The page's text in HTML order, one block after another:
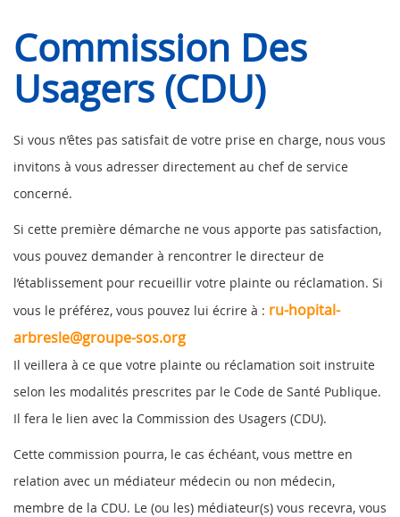
Commission Des
Usagers (CDU)
Si vous n’êtes pas satisfait de votre prise en charge, nous vous
invitons à vous adresser directement au chef de service
concerné.
Si cette première démarche ne vous apporte pas satisfaction,
vous pouvez demander à rencontrer le directeur de
l’établissement pour recueillir votre plainte ou réclamation. Si
vous le préférez, vous pouvez lui écrire à : ru-hopital-
arbresle@groupe-sos.org
Il veillera à ce que votre plainte ou réclamation soit instruite
selon les modalités prescrites par le Code de Santé Publique.
Il fera le lien avec la Commission des Usagers (CDU).
Cette commission pourra, le cas échéant, vous mettre en
relation avec un médiateur médecin ou non médecin,
membre de la CDU. Le (ou les) médiateur(s) vous recevra, vous